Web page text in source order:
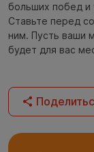
больших побед и
Ставьте перед
ним. Пусть ваши
будет для вас